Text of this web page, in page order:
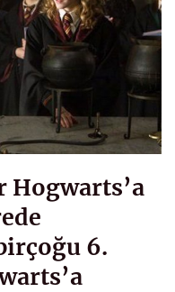
Hogwarts’a
6.